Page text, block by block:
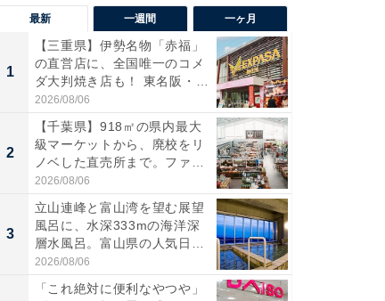
最新 一週間 一ヶ月
1
【三重県】伊勢名物「赤福」
の直営店に、全国唯一のコメ
ダ大判焼き店も！ 東名阪・
伊...
2026/08/06
2
【千葉県】918㎡の県内最大
級マーケットから、廃校をリ
ノベした直売所まで。ファ
ー...
2026/08/06
3
立山連峰と富山湾を望む展望
風呂に、水深333mの海洋深
層水風呂。富山県の人気日
帰...
2026/08/06
「これ絶対に便利なやつや」